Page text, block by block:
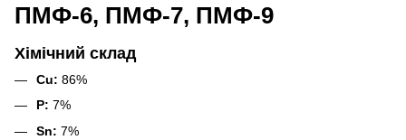
ПМФ-6, ПМФ-7, ПМФ-9
Хімічний склад
Cu: 86%
P: 7%
Sn: 7%